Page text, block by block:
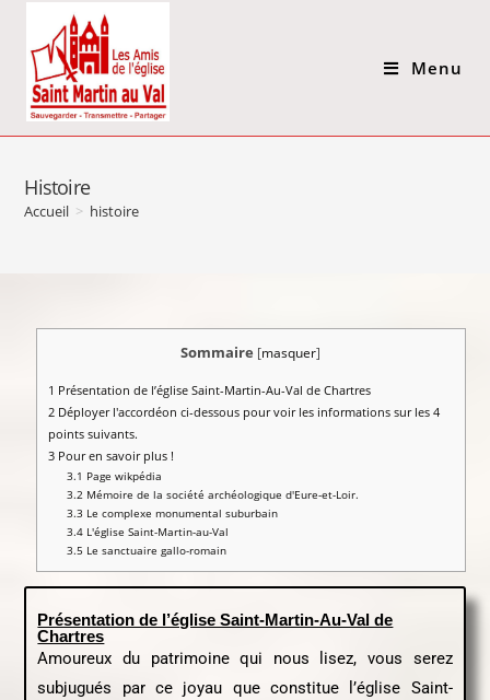
Menu
Histoire
Accueil > histoire
Sommaire [masquer]
1 Présentation de l’église Saint-Martin-Au-Val de Chartres
2Déployer l'accordéon ci-dessous pour voir les informations sur les 4
points suivants.
3Pour en savoir plus !
3.1 Page wikpédia
3.2Mémoire de la société archéologique d'Eure-et-Loir.
3.3 Le complexe monumental suburbain
3.4L'église Saint-Martin-au-Val
3.5 Le sanctuaire gallo-romain
Présentation de l’église Saint-Martin-Au-Val de
Chartres
Amoureux du patrimoine qui nous lisez, vous serez
subjugués par ce joyau que constitue l’église Saint-